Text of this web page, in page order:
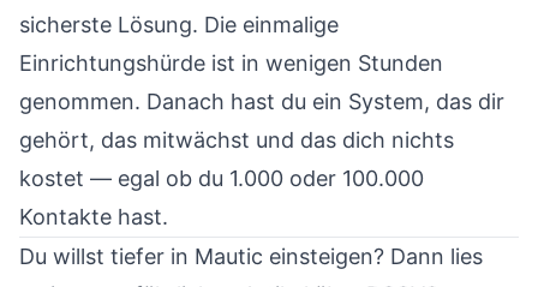
sicherste Lösung. Die einmalige
Einrichtungshürde ist in wenigen Stunden
genommen. Danach hast du ein System, das dir
gehört, das mitwächst und das dich nichts
kostet — egal ob du 1.000 oder 100.000
Kontakte hast.
Du willst tiefer in Mautic einsteigen? Dann lies